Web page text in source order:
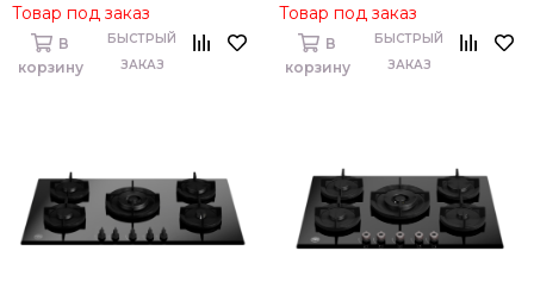
Товар под заказ
В
корзину
БЫСТРЫЙ
ЗАКАЗ
Товар под заказ
В
корзину
БЫСТРЫЙ
ЗАКАЗ